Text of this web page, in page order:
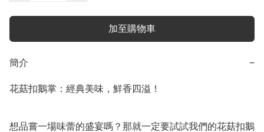
加至購物車
簡介 −
花菇扣鵝掌：經典美味，鮮香四溢！
想品嘗一場味蕾的盛宴嗎？那就一定要試試我們的花菇扣鵝